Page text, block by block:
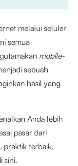
melalui seluler
semua
mobile-
sebuah
hasil yang
Anda lebih
pasar dari
praktik terbaik,
sini.